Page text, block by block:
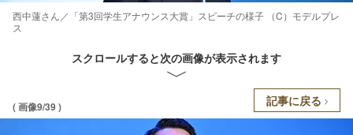
西中蓮さん／「第3回学生アナウンス大賞」スピーチの様子 （C）モデルプレ
ス
スクロールすると次の画像が表示されます
( 画像9/39 ) 記事に戻る